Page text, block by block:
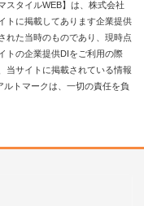
スタイルWEB】は、株式会社
トに掲載してあります企業提供
れた当時のものであり、現時点
トの企業提供DIをご利用の際
当サイトに掲載されている情報
トマークは、一切の責任を負